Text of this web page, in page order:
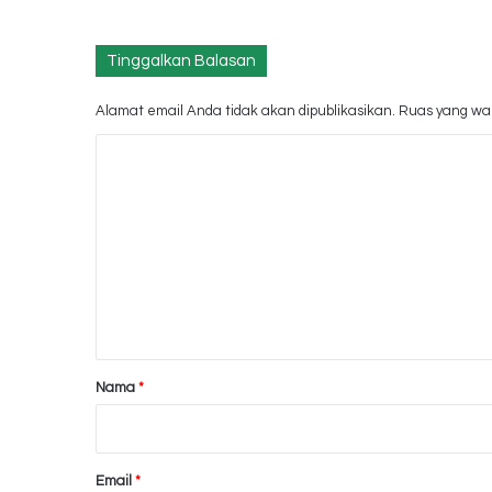
Tinggalkan Balasan
Alamat email Anda tidak akan dipublikasikan. Ruas yang
rNama *
Email *